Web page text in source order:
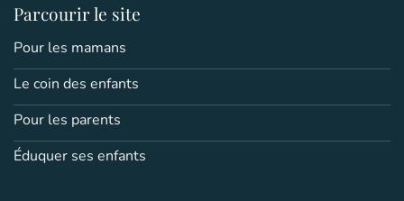
Parcourir le site
Pour les mamans
Le coin des enfants
Pour les parents
Éduquer ses enfants